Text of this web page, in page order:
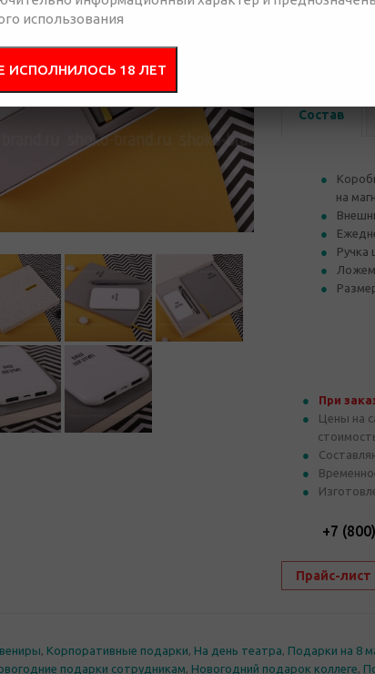
от 15
Состав
на
Ручка
При
Цены на
+7
Прайс-лист
, Корпоративные подарки, На день театра, Подарки на 8
подарки сотрудникам, Новогодний подарок коллеге,
использования
ИСПОЛНИЛОСЬ 18 ЛЕТ